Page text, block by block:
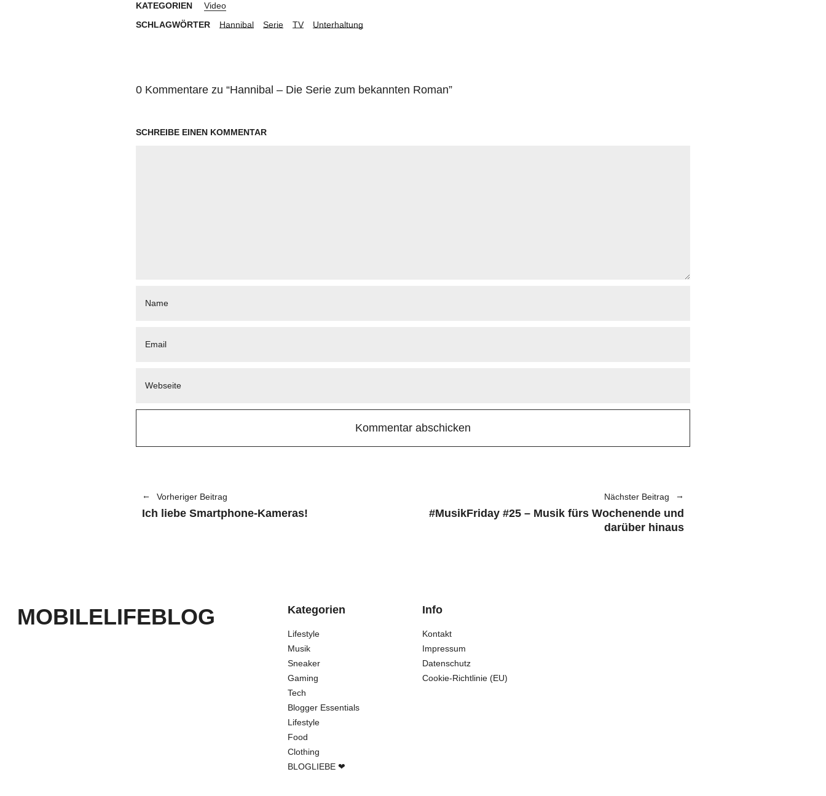
KATEGORIEN
Video
SCHLAGWÖRTER
Hannibal Serie TV Unterhaltung
0 Kommentare zu “Hannibal – Die Serie zum bekannten Roman”
SCHREIBE EINEN KOMMENTAR
Vorheriger Beitrag
Ich liebe Smartphone-Kameras!
Nächster Beitrag
#MusikFriday #25 – Musik fürs Wochenende und
darüber hinaus
MOBILELIFEBLOG Kategorien
Lifestyle
Musik
Sneaker
Gaming
Tech
Blogger Essentials
Lifestyle
Food
Clothing
BLOGLIEBE ❤
Info
Kontakt
Impressum
Datenschutz
Cookie-Richtlinie (EU)